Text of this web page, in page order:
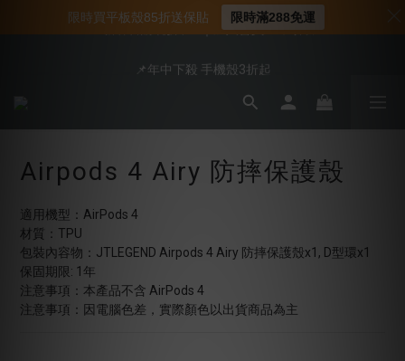
📍新客首購現折$50｜加入會員立即領取
會員享全館95折優惠
Airpods 4 Airy 防摔保護殼
適用機型：AirPods 4
材質：TPU
包裝內容物：JTLEGEND Airpods 4 Airy 防摔保護殼x1, D型環x1
保固期限: 1年
注意事項：本產品不含 AirPods 4
注意事項：因電腦色差，實際顏色以出貨商品為主
限時買平板殼85折送保貼 限時滿288免運